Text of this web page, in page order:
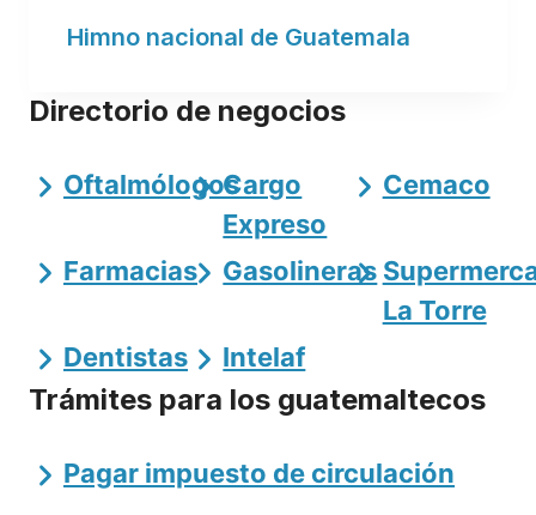
Himno nacional de Guatemala
Directorio de negocios
OftalmólogosCargo
Expreso
Cemaco
Farmacias Gasolineras
La Torre
Dentistas
Intelaf
Trámites para los guatemaltecos
Pagar impuesto de circulación